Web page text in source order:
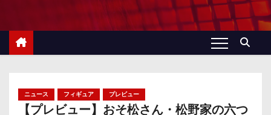
ニュース フィギュア プレビュー
【プレビュー】おそ松さん・松野家の六つ